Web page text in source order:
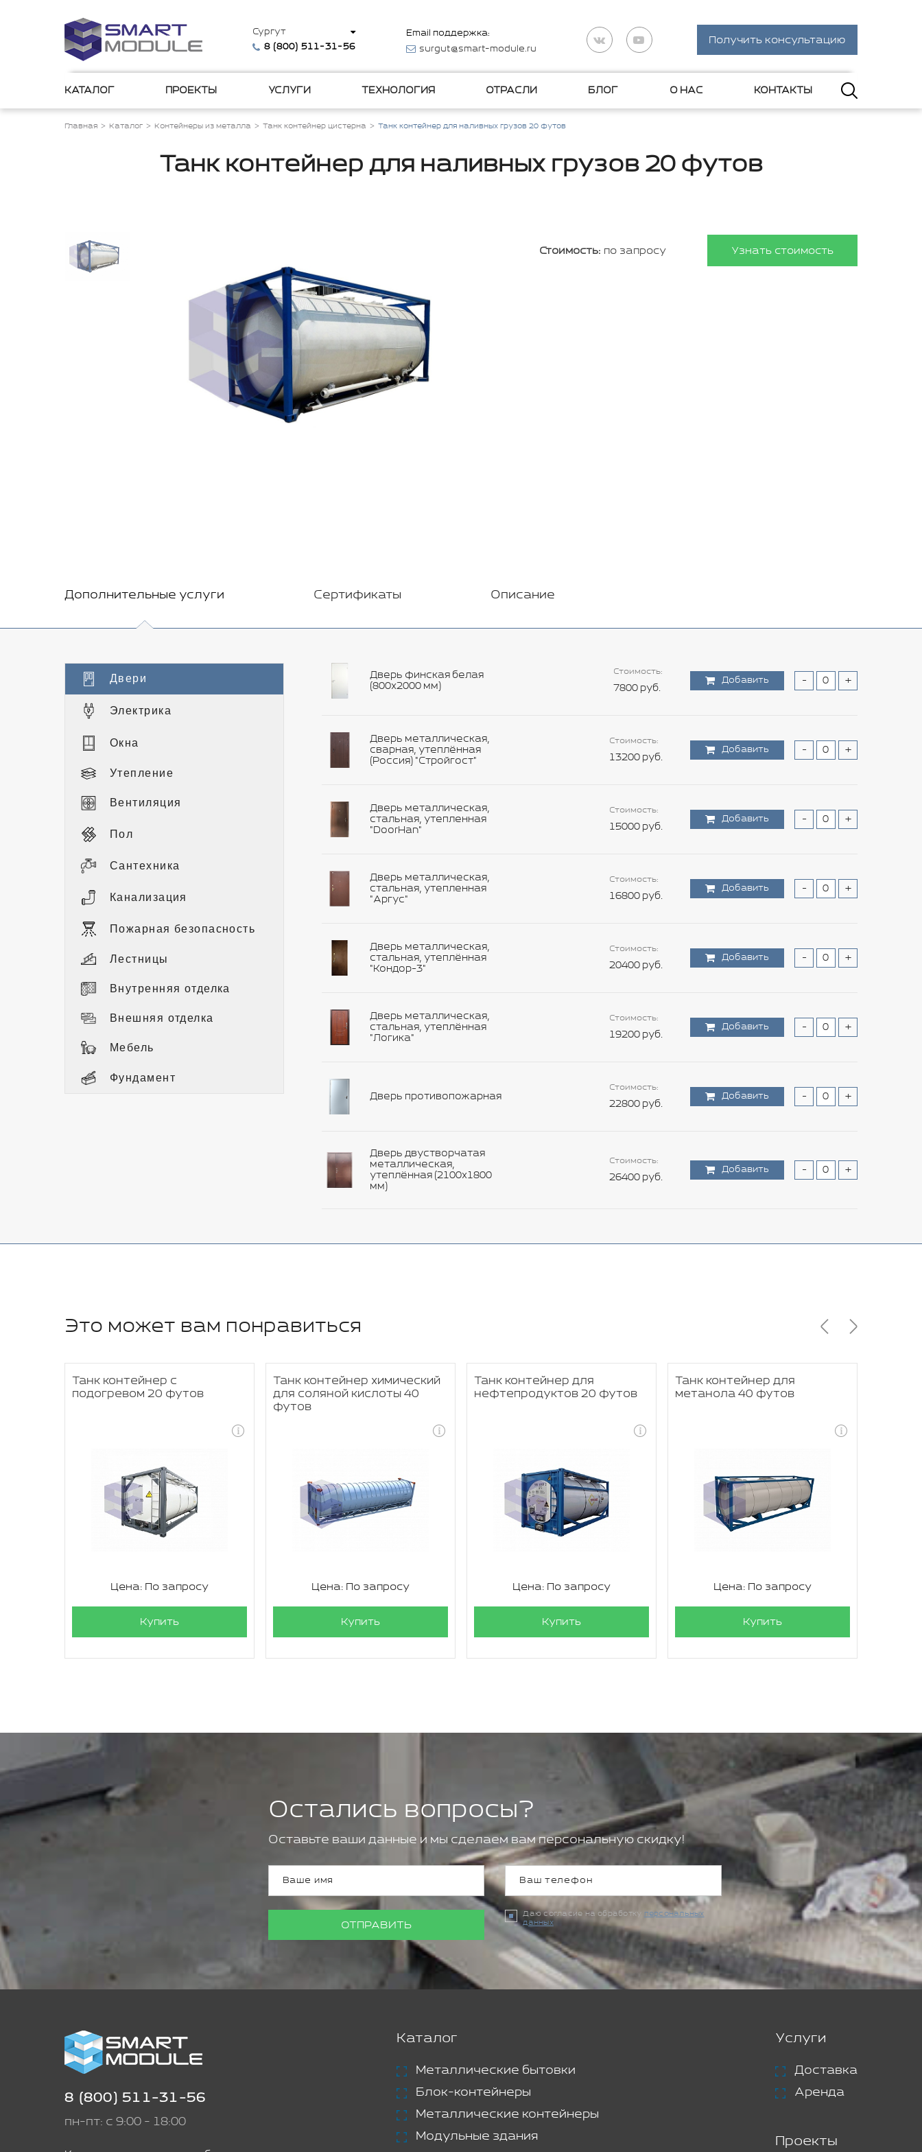
Сургут
8 (800) 511-31-56
Email поддержка:
surgut@smart-module.ru
Получить консультацию
КАТАЛОГ ПРОЕКТЫ УСЛУГИ ТЕХНОЛОГИЯ ОТРАСЛИ БЛОГ О НАС КОНТАКТЫ
Главная Каталог Контейнеры из металла Танк контейнер цистерна Танк контейнер для наливных грузов 20 футов
Танк контейнер для наливных грузов 20 футов
Стоимость: по запросу Узнать стоимость
Дополнительные услуги Сертификаты Описание
Двери
Электрика
Окна
Утепление
Вентиляция
Пол
Сантехника
Канализация
Пожарная безопасность
Лестницы
Внутренняя отделка
Внешняя отделка
Мебель
Фундамент
Дверь финская белая
(800х2000 мм)
Стоимость:
7800 руб.
Добавить - +
Дверь металлическая,
сварная, утеплённая
(Россия) "Стройгост"
Стоимость:
13200 руб.
Добавить - +
Дверь металлическая,
стальная, утепленная
"DoorHan"
Стоимость:
15000 руб.
Добавить - +
Дверь металлическая,
стальная, утепленная
"Аргус"
Стоимость:
16800 руб.
Добавить - +
Дверь металлическая,
стальная, утеплённая
"Кондор-3"
Стоимость:
20400 руб.
Добавить - +
Дверь металлическая,
стальная, утеплённая
"Логика"
Стоимость:
19200 руб.
Добавить - +
Дверь противопожарная
Стоимость:
22800 руб.
Добавить - +
Дверь двустворчатая
металлическая,
утеплённая (2100х1800
мм)
Стоимость:
26400 руб.
Добавить - +
Это может вам понравиться
Танк контейнер с
подогревом 20 футов
Цена: По запросу
Купить
Танк контейнер химический
для соляной кислоты 40
футов
Цена: По запросу
Купить
Танк контейнер для
нефтепродуктов 20 футов
Цена: По запросу
Купить
Танк контейнер для
метанола 40 футов
Цена: По запросу
Купить
Остались вопросы?
Оставьте ваши данные и мы сделаем вам персональную скидку!
ОТПРАВИТЬ
Даю согласие на обработку персональных
данных
8 (800) 511-31-56
пн-пт: с 9:00 - 18:00
Каталог
Металлические бытовки
Блок-контейнеры
Металлические контейнеры
Модульные здания
Услуги
Доставка
Аренда
Проекты